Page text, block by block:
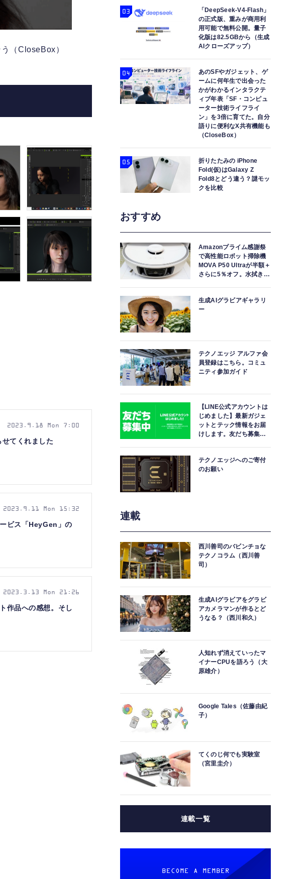
（CloseBox）
てくれました
2023.9.18 Mon 7:00
ビス「HeyGen」の
2023.9.11 Mon 15:32
作品への感想。そし
2023.3.13 Mon 21:26
「DeepSeek-V4-Flash」
の正式版、重みが商用利
用可能で無料公開。量子
化版は82.5GBから（生成
AIクローズアップ）
あのSFやガジェット、ゲ
ームに何年生で出会った
かがわかるインタラクテ
ィブ年表「SF・コンピュ
ーター技術ライフライ
ン」を3倍に育てた。自分
語りに便利なX共有機能も
（CloseBox）
折りたたみの iPhone
Fold(仮)はGalaxy Z
Fold8とどう違う？謎モッ
クを比較
おすすめ
Amazonプライム感謝祭
で高性能ロボット掃除機
MOVA P50 Ultraが半額＋
さらに5％オフ。水拭きモ
生成AIグラビアギャラリ
ー
テクノエッジ アルファ会
員登録はこちら。コミュ
ニティ参加ガイド
【LINE公式アカウントは
じめました】最新ガジェ
ットとテック情報をお届
けします。友だち募集
テクノエッジへのご寄付
のお願い
連載
西川善司のバビンチョな
テクノコラム（西川善
司）
生成AIグラビアをグラビ
アカメラマンが作るとど
うなる？（西川和久）
人知れず消えていったマ
イナーCPUを語ろう（大
原雄介）
Google Tales（佐藤由紀
子）
てくのじ何でも実験室
（宮里圭介）
連載一覧
BECOME A MEMBER